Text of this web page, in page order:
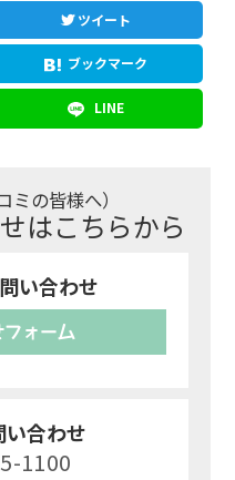
ツイート
ブックマーク
LINE
ミの皆様へ）
はこちらから
い合わせ
フォーム
合わせ
1100